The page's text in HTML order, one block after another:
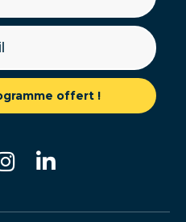
offert !